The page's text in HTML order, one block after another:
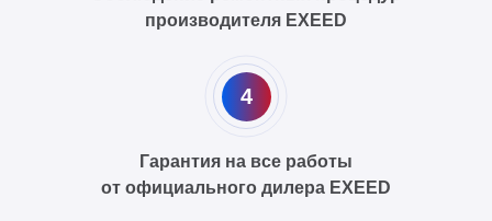
производителя EXEED
4
Гарантия на все работы
от официального дилера EXEED